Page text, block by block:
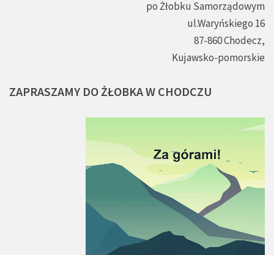
po Żłobku Samorządowym
ul.Waryńskiego 16
87-860 Chodecz,
Kujawsko-pomorskie
ZAPRASZAMY DO ŻŁOBKAW CHODCZU